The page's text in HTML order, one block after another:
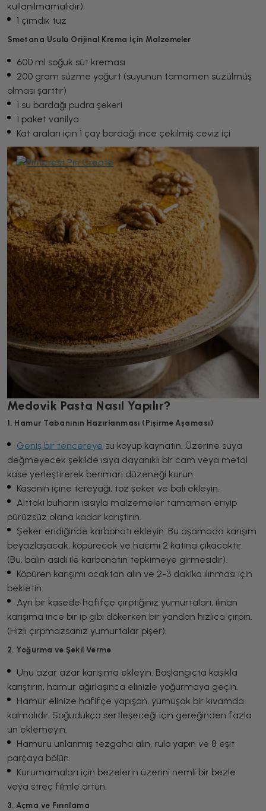
kullanılmamalıdır)
1 çimdik tuz
Smetana Usulü Orijinal Krema İçin Malzemeler
600 ml soğuk süt kreması
200 gram süzme yoğurt (suyunun tamamen süzülmüş
olması şarttır)
1 su bardağı pudra şekeri
1 paket vanilya
Kat araları için 1 çay bardağı ince çekilmiş ceviz içi
Medovik Pasta Nasıl Yapılır?
1. Hamur Tabanının Hazırlanması (Pişirme Aşaması)
Geniş bir tencereye su koyup kaynatın. Üzerine suya
değmeyecek şekilde ısıya dayanıklı bir cam veya metal
kase yerleştirerek benmari düzeneği kurun.
Kasenin içine tereyağı, toz şeker ve balı ekleyin.
Alttaki buharın ısısıyla malzemeler tamamen eriyip
pürüzsüz olana kadar karıştırın.
Şeker eridiğinde karbonatı ekleyin. Bu aşamada karışım
beyazlaşacak, köpürecek ve hacmi 2 katına çıkacaktır.
(Bu, balın asidi ile karbonatın tepkimeye girmesidir).
Köpüren karışımı ocaktan alın ve 2-3 dakika ılınması için
bekletin.
Ayrı bir kasede hafifçe çırptığınız yumurtaları, ılınan
karışıma ince bir ip gibi dökerken bir yandan hızlıca çırpın.
(Hızlı çırpmazsanız yumurtalar pişer).
2. Yoğurma ve Şekil Verme
Unu azar azar karışıma ekleyin. Başlangıçta kaşıkla
karıştırın, hamur ağırlaşınca elinizle yoğurmaya geçin.
Hamur elinize hafifçe yapışan, yumuşak bir kıvamda
kalmalıdır. Soğudukça sertleşeceği için gereğinden fazla
un eklemeyin.
Hamuru unlanmış tezgaha alın, rulo yapın ve 8 eşit
parçaya bölün.
Kurumamaları için bezelerin üzerini nemli bir bezle
veya streç filmle örtün.
3. Açma ve Fırınlama